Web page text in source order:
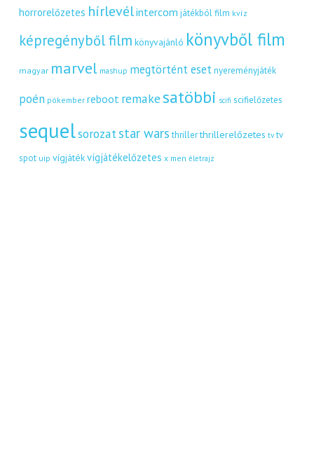
horrorelőzetes hírlevélintercom játékból film kvíz
képregényből film könyvajánló könyvből film
magyar marvel mashup megtörtént eset nyereményjáték
poén pókember reboot remakesatöbbi scifi scifielőzetes
sequelsorozatstar wars thriller thrillerelőzetes tv tv
spot uip vígjátékvígjátékelőzetes x men életrajz